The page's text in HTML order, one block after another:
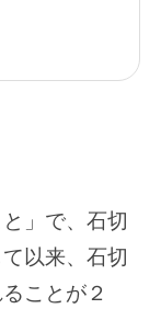
」で、石切
以来、石切
ことが２